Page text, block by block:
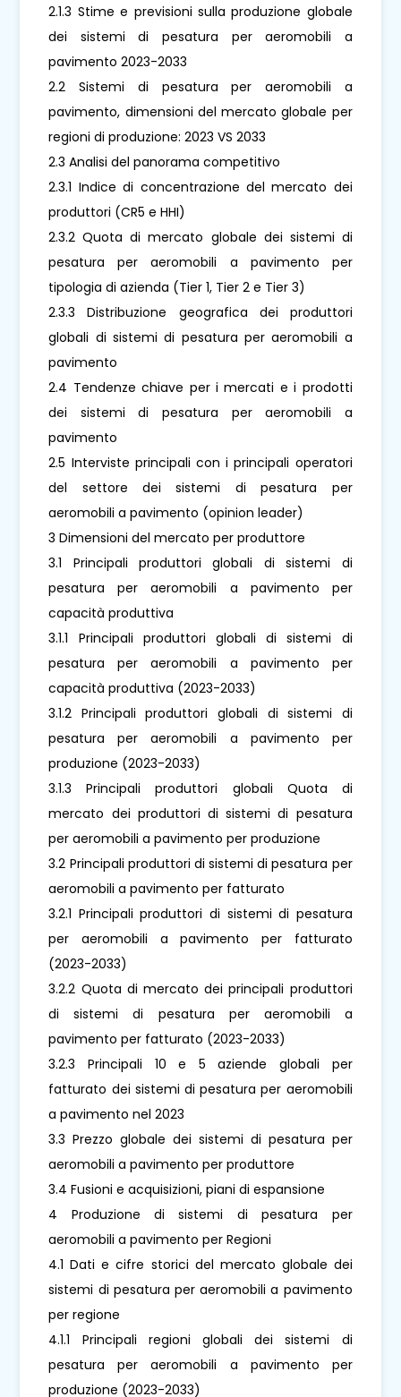
2.1.3 Stime e previsioni sulla produzione globale
dei sistemi di pesatura per aeromobili a
pavimento 2023-2033
2.2 Sistemi di pesatura per aeromobili a
pavimento, dimensioni del mercato globale per
regioni di produzione: 2023 VS 2033
2.3 Analisi del panorama competitivo
2.3.1 Indice di concentrazione del mercato dei
produttori (CR5 e HHI)
2.3.2 Quota di mercato globale dei sistemi di
pesatura per aeromobili a pavimento per
tipologia di azienda (Tier 1, Tier 2 e Tier 3)
2.3.3 Distribuzione geografica dei produttori
globali di sistemi di pesatura per aeromobili a
pavimento
2.4 Tendenze chiave per i mercati e i prodotti
dei sistemi di pesatura per aeromobili a
pavimento
2.5 Interviste principali con i principali operatori
del settore dei sistemi di pesatura per
aeromobili a pavimento (opinion leader)
3 Dimensioni del mercato per produttore
3.1 Principali produttori globali di sistemi di
pesatura per aeromobili a pavimento per
capacità produttiva
3.1.1 Principali produttori globali di sistemi di
pesatura per aeromobili a pavimento per
capacità produttiva (2023-2033)
3.1.2 Principali produttori globali di sistemi di
pesatura per aeromobili a pavimento per
produzione (2023-2033)
3.1.3 Principali produttori globali Quota di
mercato dei produttori di sistemi di pesatura
per aeromobili a pavimento per produzione
3.2 Principali produttori di sistemi di pesatura per
aeromobili a pavimento per fatturato
3.2.1 Principali produttori di sistemi di pesatura
per aeromobili a pavimento per fatturato
(2023-2033)
3.2.2 Quota di mercato dei principali produttori
di sistemi di pesatura per aeromobili a
pavimento per fatturato (2023-2033)
3.2.3 Principali 10 e 5 aziende globali per
fatturato dei sistemi di pesatura per aeromobili
a pavimento nel 2023
3.3 Prezzo globale dei sistemi di pesatura per
aeromobili a pavimento per produttore
3.4 Fusioni e acquisizioni, piani di espansione
4 Produzione di sistemi di pesatura per
aeromobili a pavimento per Regioni
4.1 Dati e cifre storici del mercato globale dei
sistemi di pesatura per aeromobili a pavimento
per regione
4.1.1 Principali regioni globali dei sistemi di
pesatura per aeromobili a pavimento per
produzione (2023-2033)